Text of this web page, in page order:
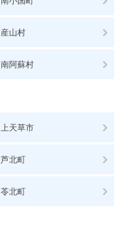
産山村
南阿蘇村
上天草市
芦北町
苓北町